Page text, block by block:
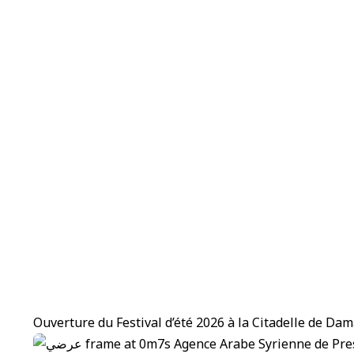
Ouverture du Festival d’été 2026 à la Citadelle de